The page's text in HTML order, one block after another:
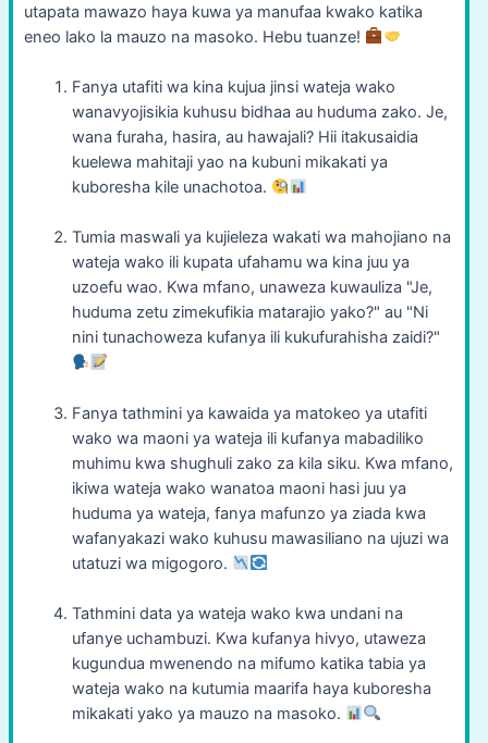
utapata mawazo haya kuwa ya manufaa kwako katika
eneo lako la mauzo na masoko. Hebu tuanze!
Fanya utafiti wa kina kujua jinsi wateja wako
wanavyojisikia kuhusu bidhaa au huduma zako. Je,
wana furaha, hasira, au hawajali? Hii itakusaidia
kuelewa mahitaji yao na kubuni mikakati ya
kuboresha kile unachotoa.
Tumia maswali ya kujieleza wakati wa mahojiano na
wateja wako ili kupata ufahamu wa kina juu ya
uzoefu wao. Kwa mfano, unaweza kuwauliza "Je,
huduma zetu zimekufikia matarajio yako?" au "Ni
nini tunachoweza kufanya ili kukufurahisha zaidi?"
Fanya tathmini ya kawaida ya matokeo ya utafiti
wako wa maoni ya wateja ili kufanya mabadiliko
muhimu kwa shughuli zako za kila siku. Kwa mfano,
ikiwa wateja wako wanatoa maoni hasi juu ya
huduma ya wateja, fanya mafunzo ya ziada kwa
wafanyakazi wako kuhusu mawasiliano na ujuzi wa
utatuzi wa migogoro.
Tathmini data ya wateja wako kwa undani na
ufanye uchambuzi. Kwa kufanya hivyo, utaweza
kugundua mwenendo na mifumo katika tabia ya
wateja wako na kutumia maarifa haya kuboresha
mikakati yako ya mauzo na masoko.